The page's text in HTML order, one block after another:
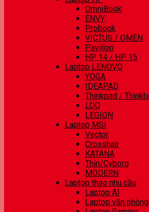
OmniBook
ENVY
Probook
VICTUS / OMEN
Pavilion
HP 14 / HP 15
Laptop LENOVO
YOGA
IDEAPAD
Thinkpad /
LOQ
LEGION
Laptop MSI
Vector
Crosshair
KATANA
Thin/Cyborg
MODERN
Laptop theo nhu cầu
Laptop AI
Laptop văn phòng